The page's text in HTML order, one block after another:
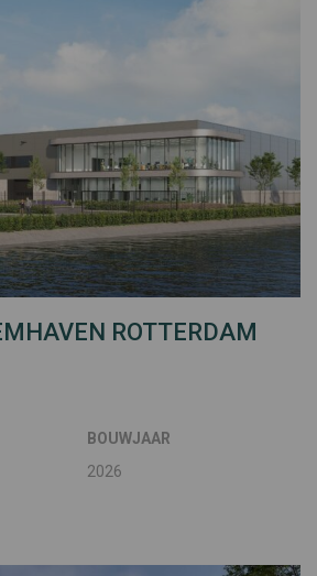
ROTTERDAM
BOUWJAAR
2026